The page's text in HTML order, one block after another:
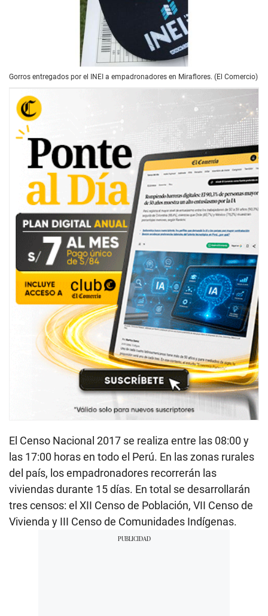
Gorros entregados por el INEI a empadronadores en Miraflores. (El Comercio)
El Censo Nacional 2017 se realiza entre las 08:00 y
las 17:00 horas en todo el Perú. En las zonas rurales
del país, los empadronadores recorrerán las
viviendas durante 15 días. En total se desarrollarán
tres censos: el XII Censo de Población, VII Censo de
Vivienda y III Censo de Comunidades Indígenas.